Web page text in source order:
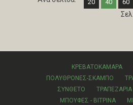
20 40 60
Σελ:
ΚΡΕΒΑΤΟΚΑΜΑΡΑ
ΠΟΛΥΘΡΟΝΕΣ-ΣΚΑΜΠΟ
ΣΥΝΘΕΤΟ
ΤΡΑΠΕΖΑΡΙΑ
ΜΠΟΥΦΕΣ - ΒΙΤΡΙΝΑ